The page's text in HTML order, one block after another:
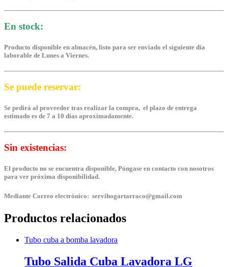
En stock:
Producto disponible en almacén, listo para ser enviado el siguiente día
laborable de Lunes a Viernes.
Se puede reservar:
Se pedirá al proveedor tras realizar la compra, el plazo de entrega
estimado es de 7 a 10 días aproximadamente.
Sin existencias:
El producto no se encuentra disponible, Póngase en contacto con nosotros
para ver próxima disponibilidad.
Mediante Correo electrónico: servihogartarraco@gmail.com
Productos relacionados
Tubo cuba a bomba lavadora
Tubo Salida Cuba Lavadora LG